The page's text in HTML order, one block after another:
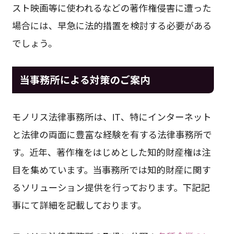
スト映画等に使われるなどの著作権侵害に遭った
場合には、早急に法的措置を検討する必要がある
でしょう。
当事務所による対策のご案内
モノリス法律事務所は、IT、特にインターネット
と法律の両面に豊富な経験を有する法律事務所で
す。近年、著作権をはじめとした知的財産権は注
目を集めています。当事務所では知的財産に関す
るソリューション提供を行っております。下記記
事にて詳細を記載しております。